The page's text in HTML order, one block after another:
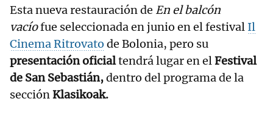
Esta nueva restauración de En el balcón
vacíofue seleccionada en junio en el festival Il
Cinema Ritrovato de Bolonia, pero su
presentación oficialtendrá lugar en elFestival
de San Sebastián,dentro del programa de la
secciónKlasikoak.